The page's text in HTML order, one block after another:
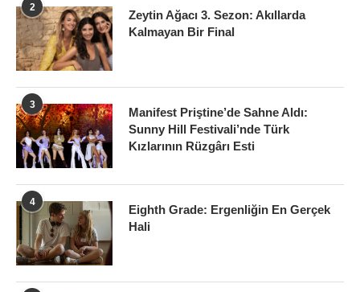
2
Zeytin Ağacı 3. Sezon: Akıllarda
Kalmayan Bir Final
3
Manifest Priştine’de Sahne Aldı:
Sunny Hill Festivali’nde Türk
Kızlarının Rüzgârı Esti
4
Eighth Grade: Ergenliğin En Gerçek
Hali